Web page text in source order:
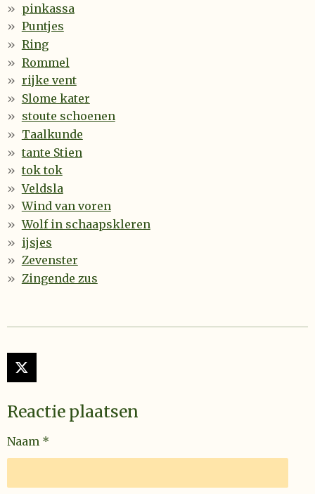
pinkassa
Puntjes
Ring
Rommel
rijke vent
Slome kater
stoute schoenen
Taalkunde
tante Stien
tok tok
Veldsla
Wind van voren
Wolf in schaapskleren
ijsjes
Zevenster
Zingende zus
X
Reactie plaatsen
Naam *